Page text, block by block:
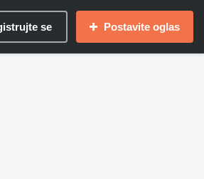
se Postavite oglas